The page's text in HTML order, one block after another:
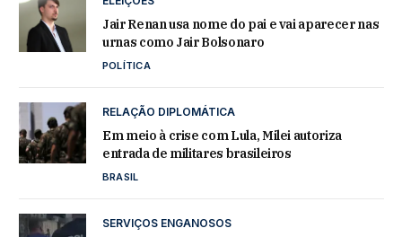
Jair Renan usa nome do pai e vai aparecer nas
urnas como Jair Bolsonaro
POLÍTICA
RELAÇÃO DIPLOMÁTICA
Em meio à crise com Lula, Milei autoriza
entrada de militares brasileiros
BRASIL
SERVIÇOS ENGANOSOS